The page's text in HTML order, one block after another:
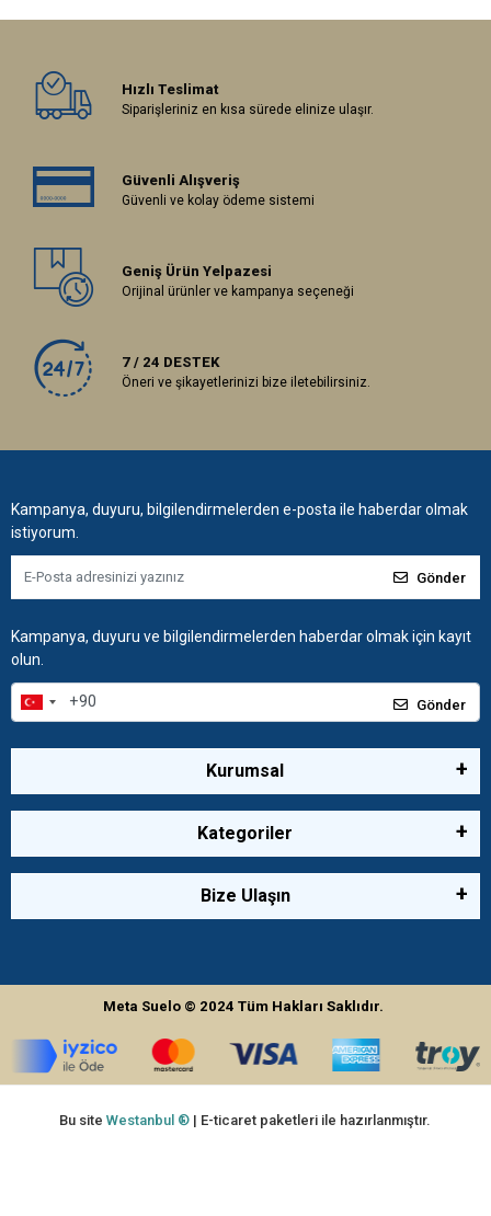
Hızlı Teslimat
Siparişleriniz en kısa sürede elinize ulaşır.
Güvenli Alışveriş
Güvenli ve kolay ödeme sistemi
Geniş Ürün Yelpazesi
Orijinal ürünler ve kampanya seçeneği
7 / 24 DESTEK
Öneri ve şikayetlerinizi bize iletebilirsiniz.
Kampanya, duyuru, bilgilendirmelerden e-posta ile haberdar olmak
istiyorum.
Gönder
Kampanya, duyuru ve bilgilendirmelerden haberdar olmak için kayıt
olun.
Gönder
Kurumsal
Kategoriler
Bize Ulaşın
Meta Suelo © 2024Tüm Hakları Saklıdır.
Bu siteWestanbul ® | E-ticaret paketleri ile hazırlanmıştır.